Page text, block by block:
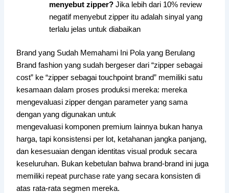
menyebut zipper?Jika lebih dari 10% review
negatif menyebut zipper itu adalah sinyal yang
terlalu jelas untuk diabaikan
Brand yang Sudah Memahami Ini Pola yang Berulang
Brand fashion yang sudah bergeser dari “zipper sebagai
cost” ke “zipper sebagai touchpoint brand” memiliki satu
kesamaan dalam proses produksi mereka: mereka
mengevaluasi zipper dengan parameter yang sama
dengan yang digunakan untuk
mengevaluasi komponen premium lainnya bukan hanya
harga, tapi konsistensi per lot, ketahanan jangka panjang,
dan kesesuaian dengan identitas visual produk secara
keseluruhan. Bukan kebetulan bahwa brand-brand ini juga
memiliki repeat purchase rate yang secara konsisten di
atas rata-rata segmen mereka.